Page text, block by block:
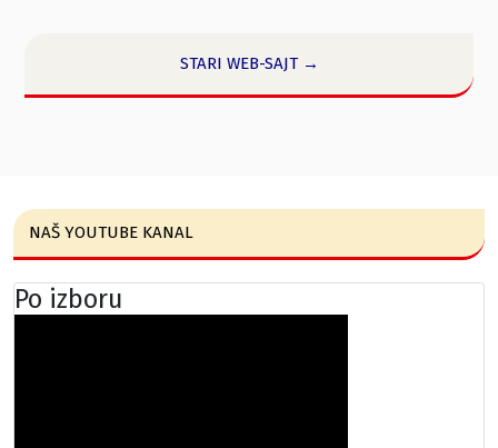
STARI WEB-SAJT →
NAŠ YOUTUBE KANAL
Po izboru